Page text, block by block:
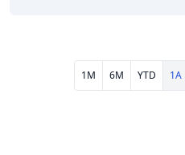
1M 6M 1A
YTD